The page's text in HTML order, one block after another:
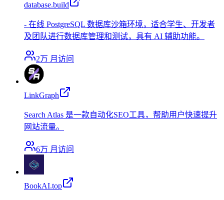
database.build
- 在线 PostgreSQL 数据库沙箱环境，适合学生、开发者
及团队进行数据库管理和测试，具有 AI 辅助功能。
2万 月访问
LinkGraph
Search Atlas 是一款自动化SEO工具，帮助用户快速提升
网站流量。
6万 月访问
BookAI.top